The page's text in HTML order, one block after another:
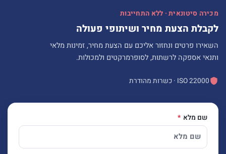
מכירה סיטונאית · ללא התחייבות
לקבלת הצעת מחיר ושיתופי פעולה
השאירו פרטים ונחזור אליכם עם הצעת מחיר, זמינות מלאי
ותנאי אספקה לרשתות, לסופרמרקטים ולמכולות.
ISO 22000 · כשרות מהודרת
שם מלא